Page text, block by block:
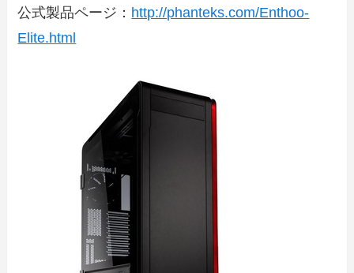
公式製品ページ： http://phanteks.com/Enthoo-
Elite.html